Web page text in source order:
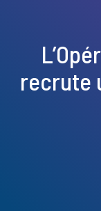
recrute